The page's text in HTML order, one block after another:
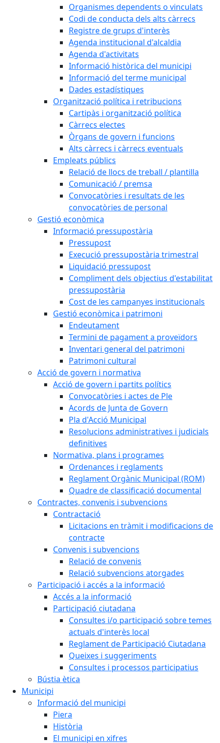
Organismes dependents o vinculats
Codi de conducta dels alts càrrecs
Registre de grups d'interès
Agenda institucional d'alcaldia
Agenda d'activitats
Informació històrica del municipi
Informació del terme municipal
Dades estadístiques
Organització política i retribucions
Cartipàs i organització política
Càrrecs electes
Òrgans de govern i funcions
Alts càrrecs i càrrecs eventuals
Empleats públics
Relació de llocs de treball / plantilla
Comunicació / premsa
Convocatòries i resultats de les
convocatòries de personal
Gestió econòmica
Informació pressupostària
Pressupost
Execució pressupostària trimestral
Liquidació pressupost
Compliment dels objectius d'estabilitat
pressupostària
Cost de les campanyes institucionals
Gestió econòmica i patrimoni
Endeutament
Termini de pagament a proveïdors
Inventari general del patrimoni
Patrimoni cultural
Acció de govern i normativa
Acció de govern i partits polítics
Convocatòries i actes de Ple
Acords de Junta de Govern
Pla d'Acció Municipal
Resolucions administratives i judicials
definitives
Normativa, plans i programes
Ordenances i reglaments
Reglament Orgànic Municipal (ROM)
Quadre de classificació documental
Contractes, convenis i subvencions
Contractació
Licitacions en tràmit i modificacions de
contracte
Convenis i subvencions
Relació de convenis
Relació subvencions atorgades
Participació i accés a la informació
Accés a la informació
Participació ciutadana
Consultes i/o participació sobre temes
actuals d'interès local
Reglament de Participació Ciutadana
Queixes i suggeriments
Consultes i processos participatius
Bústia ètica
Municipi
Informació del municipi
Piera
Història
El municipi en xifres